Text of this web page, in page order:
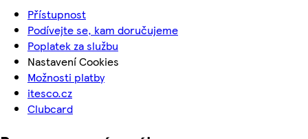
Přístupnost
Podívejte se, kam doručujeme
Poplatek za službu
Nastavení Cookies
Možnosti platby
itesco.cz
Clubcard